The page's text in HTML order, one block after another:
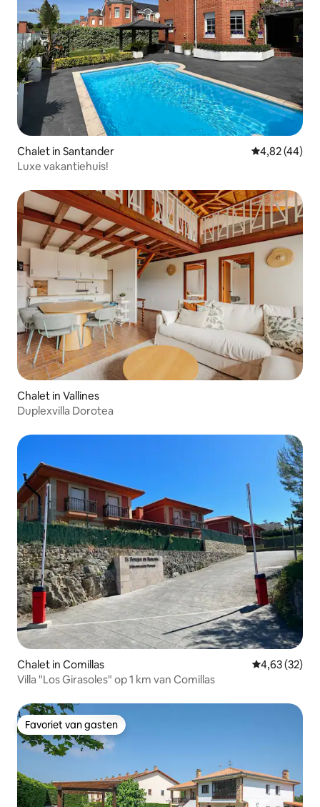
Chalet in Santander Gemiddelde
4,82 (44)
Luxe vakantiehuis!
Chalet in Vallines
Duplexvilla Dorotea
Chalet in Comillas Gemiddelde
4,63 (32)
Villa "Los Girasoles" op 1 km van Comillas
Favoriet van gasten
Favoriet van gasten